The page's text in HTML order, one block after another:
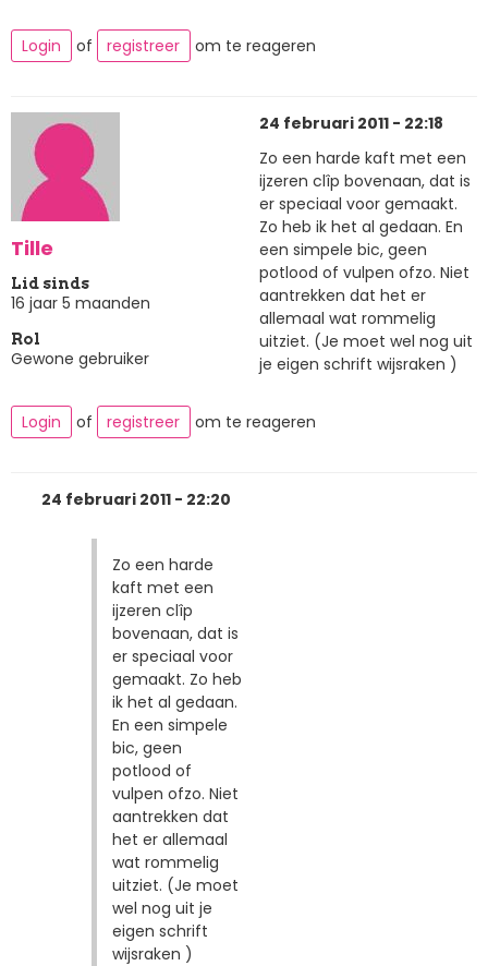
Login of registreer om te reageren
Tille
Lid sinds
16 jaar 5 maanden
Rol
Gewone gebruiker
24 februari 2011 - 22:18
Zo een harde kaft met een
ijzeren clîp bovenaan, dat is
er speciaal voor gemaakt.
Zo heb ik het al gedaan. En
een simpele bic, geen
potlood of vulpen ofzo. Niet
aantrekken dat het er
allemaal wat rommelig
uitziet. (Je moet wel nog uit
je eigen schrift wijsraken )
Login of registreer om te reageren
24 februari 2011 - 22:20
Zo een harde
kaft met een
ijzeren clîp
bovenaan, dat is
er speciaal voor
gemaakt. Zo heb
ik het al gedaan.
En een simpele
bic, geen
potlood of
vulpen ofzo. Niet
aantrekken dat
het er allemaal
wat rommelig
uitziet. (Je moet
wel nog uit je
eigen schrift
wijsraken )